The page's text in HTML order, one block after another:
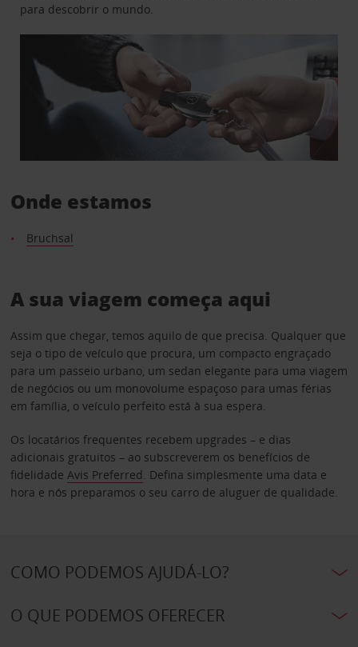
para descobrir o mundo.
Onde estamos
Bruchsal
A sua viagem começa aqui
Assim que chegar, temos aquilo de que precisa. Qualquer que
seja o tipo de veículo que procura, um compacto engraçado
para um passeio urbano, um sedan elegante para uma viagem
de negócios ou um monovolume espaçoso para umas férias
em família, o veículo perfeito está à sua espera.
Os locatários frequentes recebem upgrades – e dias
adicionais gratuitos – ao subscreverem os benefícios de
fidelidade Avis Preferred. Defina simplesmente uma data e
hora e nós preparamos o seu carro de aluguer de qualidade.
COMO PODEMOS AJUDÁ-LO?
O QUE PODEMOS OFERECER